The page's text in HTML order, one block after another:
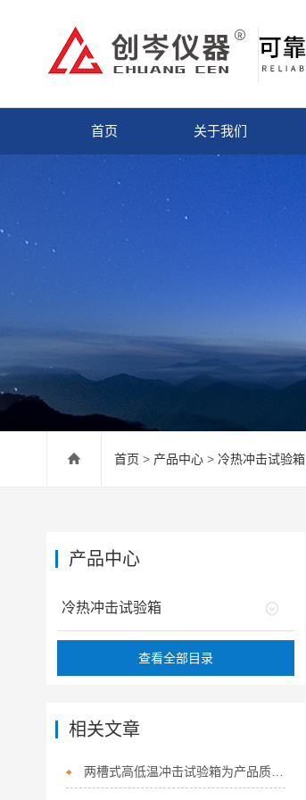
首页 关于我们
首页 > 产品中心 > 冷热冲击试验箱
产品中心
冷热冲击试验箱
查看全部目录
相关文章
两槽式高低温冲击试验箱为产品质量保驾护航